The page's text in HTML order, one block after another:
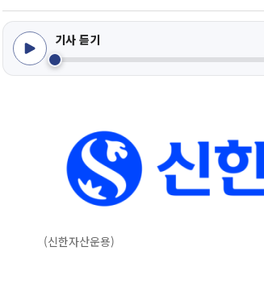
기사 듣기
(신한자산운용)